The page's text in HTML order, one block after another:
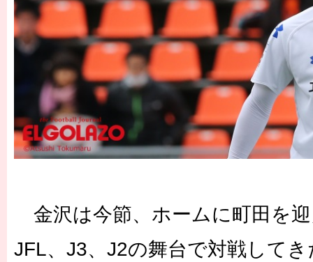
金沢は今節、ホームに町田を
JFL、J3、J2の舞台で対戦して